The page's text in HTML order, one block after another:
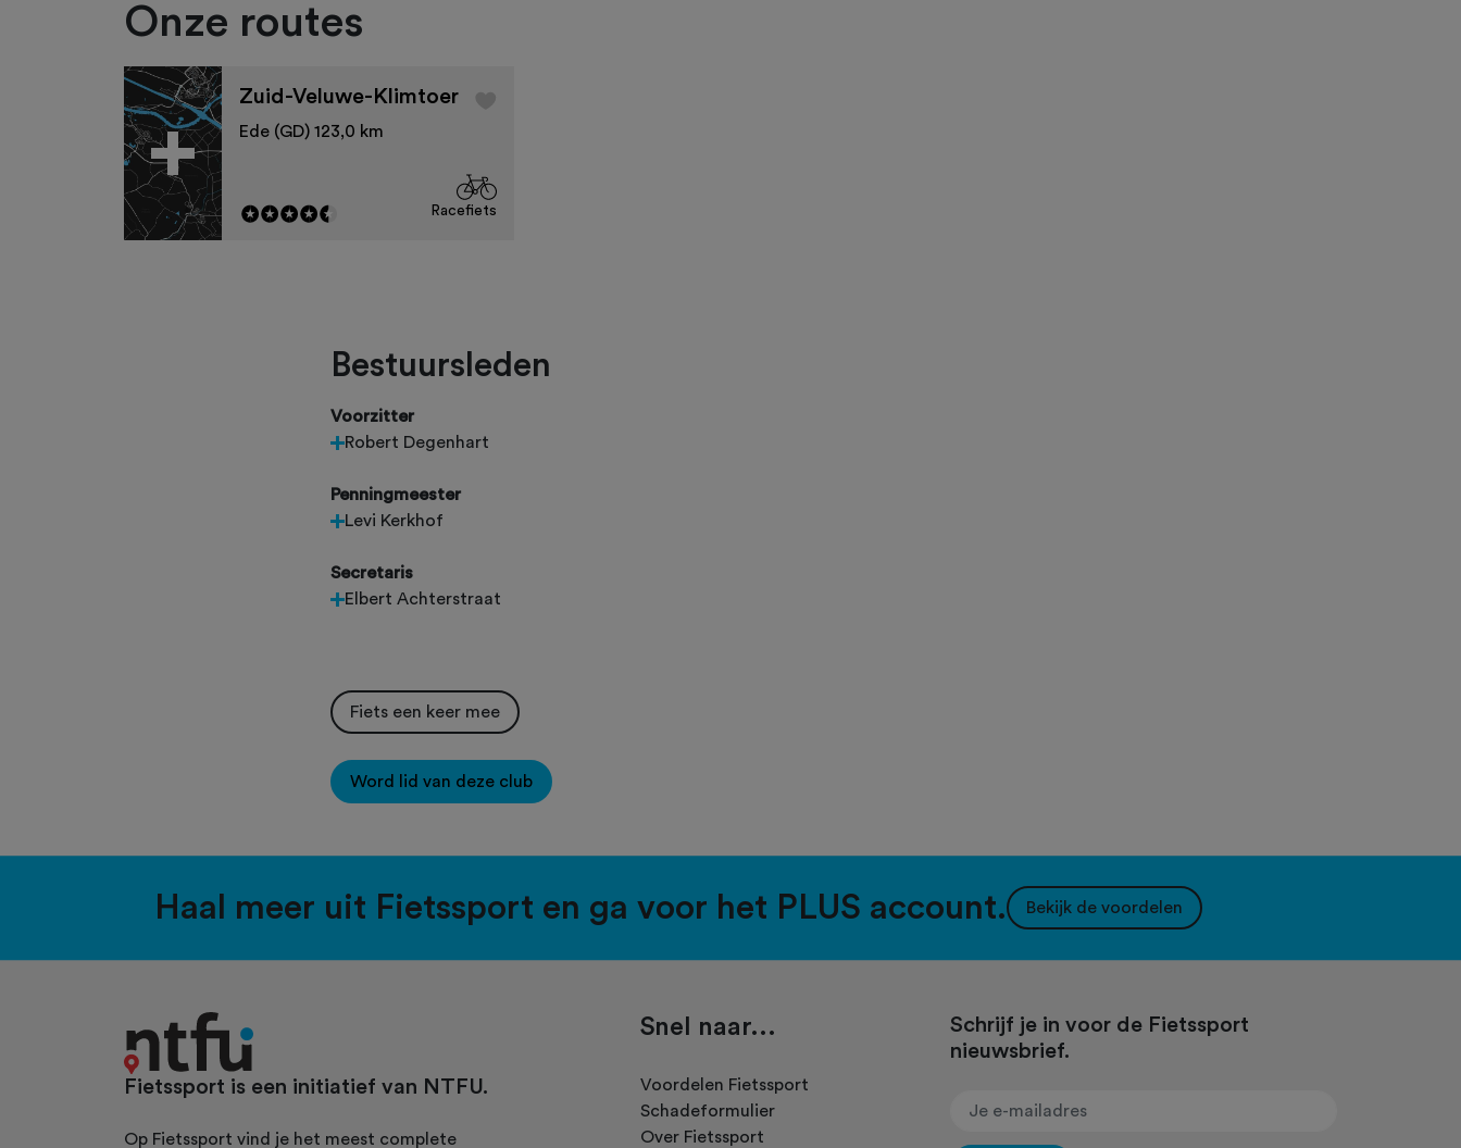
Onze routes
Zuid-Veluwe-Klimtoer
Ede (GD) 123,0 km
Racefiets
Bestuursleden
Voorzitter
Robert Degenhart
Penningmeester
Levi Kerkhof
Secretaris
Elbert Achterstraat
Fiets een keer mee
Word lid van deze club
Haal meer uit Fietssport en ga voor het PLUS account. Bekijk de voordelen
Fietssport is een initiatief van NTFU.
Op Fietssport vind je het meest complete
Snel naar...
Voordelen Fietssport
Schadeformulier
Over Fietssport
Schrijf je in voor de Fietssport
nieuwsbrief.